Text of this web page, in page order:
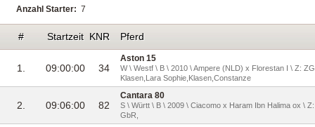
Anzahl Starter: 7
# Startzeit KNR Pferd
1. 09:00:00 34
Aston 15
W \ Westf \ B \ 2010 \ Ampere (NLD) x Florestan I \ Z:
Klasen,Lara Sophie,Klasen,Constanze
2. 09:06:00 82
Cantara 80
S \ Württ \ B \ 2009 \ Ciacomo x Haram Ibn Halima ox \
GbR,